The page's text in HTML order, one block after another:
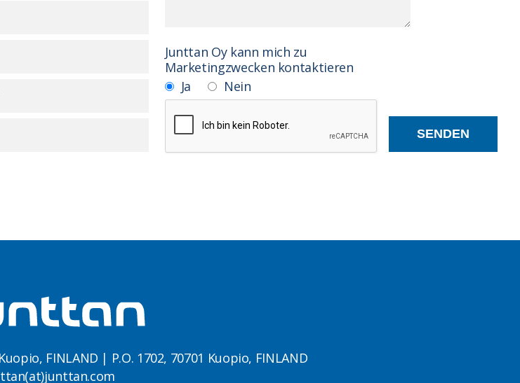
Junttan Oy kann mich zu
Marketingzwecken kontaktieren
Ja
Nein
FINLAND | P.O. 1702, 70701 Kuopio, FINLAND